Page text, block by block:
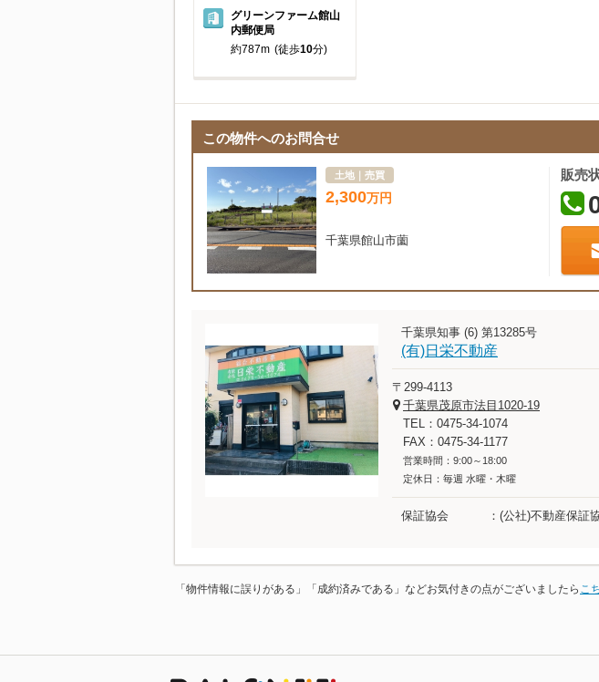
グリーンファーム館山
内郵便局
約787m (徒歩10分)
この物件へのお問合せ
土地｜売買
2,300万円
千葉県館山市薗
販売
千葉県知事 (6) 第13285号
(有)日栄不動産
〒299-4113
千葉県茂原市法目1020-19
TEL：0475-34-1074
FAX：0475-34-1177
営業時間：9:00～18:00
定休日：毎週 水曜・木曜
保証協会 (公社)不動産保証
「物件情報に誤りがある」「成約済みである」などお気付きの点がございましたら こ